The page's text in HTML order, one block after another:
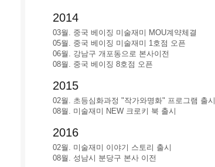
2014
03월. 중국 베이징 미술재미 MOU계약체결
05월. 중국 베이징 미술재미 1호점 오픈
06월. 강남구 개포동으로 본사이전
08월. 중국 베이징 8호점 오픈
2015
02월. 초등심화과정 "작가와명화" 프로그램 출시
08월. 미술재미 NEW 크로키 북 출시
2016
02월. 미술재미 이야기 스토리 출시
08월. 성남시 분당구 본사 이전